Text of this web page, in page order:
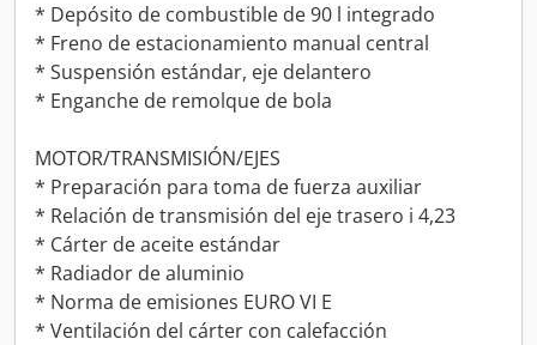
* Depósito de combustible de 90 l integrado
* Freno de estacionamiento manual central
* Suspensión estándar, eje delantero
* Enganche de remolque de bola
MOTOR/TRANSMISIÓN/EJES
* Preparación para toma de fuerza auxiliar
* Relación de transmisión del eje trasero i 4,23
* Cárter de aceite estándar
* Radiador de aluminio
* Norma de emisiones EURO VI E
* Ventilación del cárter con calefacción